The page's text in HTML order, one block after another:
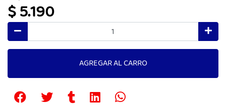
$ 5.190
AGREGAR AL CARRO